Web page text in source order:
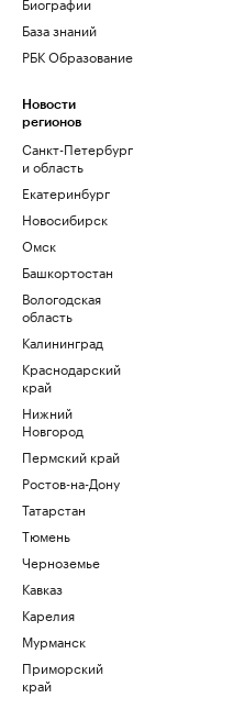
База знаний
РБК Образование
Новости
регионов
Санкт-Петербург
и область
Екатеринбург
Новосибирск
Омск
Башкортостан
Вологодская
область
Калининград
Краснодарский
край
Нижний
Новгород
Пермский край
Ростов-на-Дону
Татарстан
Тюмень
Черноземье
Кавказ
Карелия
Мурманск
Приморский
край